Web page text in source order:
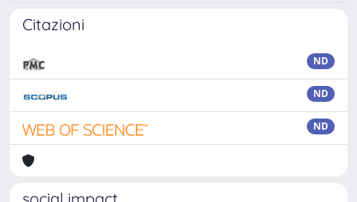
Citazioni
ND
ND
ND